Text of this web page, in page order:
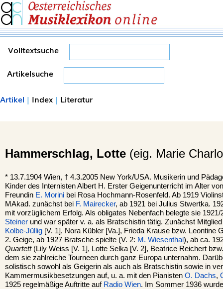
Volltextsuche
Artikelsuche
Artikel | Index | Literatur
Hammerschlag, Lotte (eig. Marie
* 13.7.1904 Wien, † 4.3.2005 New York/USA. Musikerin und
Kinder des Internisten Albert H. Erster Geigenunterricht im Alter
Freundin E. Morini bei Rosa Hochmann-Rosenfeld. Ab 1919
MAkad. zunächst bei F. Mairecker, ab 1921 bei Julius Stwertka.
mit vorzüglichem Erfolg. Als obligates Nebenfach belegte sie
Steiner und war später v. a. als Bratschistin tätig. Zunächst
Kolbe-Jüllig [V. 1], Nora Kübler [Va.], Frieda Krause bzw. Leontine
2. Geige, ab 1927 Bratsche spielte (V. 2: M. Wiesenthal), ab ca.
Quartett(Lily Weiss [V. 1], Lotte Selka [V. 2], Beatrice Reichert
dem sie zahlreiche Tourneen durch ganz Europa unternahm.
solistisch sowohl als Geigerin als auch als Bratschistin sowie in
Kammermusikbesetzungen auf, u. a. mit den Pianisten O. Dachs,
1925 regelmäßige Auftritte auf Radio Wien. Im Sommer 1936